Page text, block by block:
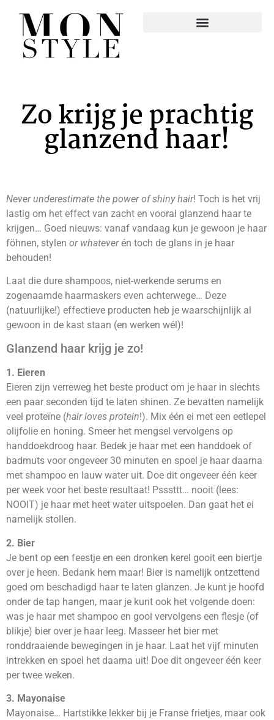
Zo krijg je prachtig
glanzend haar!
Never underestimate the power of shiny hair! Toch is het vrij
lastig om het effect van zacht en vooral glanzend haar te
krijgen… Goed nieuws: vanaf vandaag kun je gewoon je haar
föhnen, stylen or whateverén toch de glans in je haar
behouden!
Laat die dure shampoos, niet-werkende serums en
zogenaamde haarmaskers even achterwege… Deze
(natuurlijke!) effectieve producten heb je waarschijnlijk al
gewoon in de kast staan (en werken wél)!
Glanzend haar krijg je zo!
1. Eieren
Eieren zijn verreweg het beste product om je haar in slechts
een paar seconden tijd te laten shinen. Ze bevatten namelijk
veel proteïne (hair loves protein!). Mix één ei met een eetlepel
olijfolie en honing. Smeer het mengsel vervolgens op
handdoekdroog haar. Bedek je haar met een handdoek of
badmuts voor ongeveer 30 minuten en spoel je haar daarna
met shampoo en lauw water uit. Doe dit ongeveer één keer
per week voor het beste resultaat! Psssttt… nooit (lees:
NOOIT) je haar met heet water uitspoelen. Dan gaat het ei
namelijk stollen.
2. Bier
Je bent op een feestje en een dronken kerel gooit een biertje
over je heen. Bedank hem maar! Bier is namelijk ontzettend
goed om beschadigd haar te laten glanzen. Je kunt je hoofd
onder de tap hangen, maar je kunt ook het volgende doen:
was je haar met shampoo en gooi vervolgens een flesje (of
blikje) bier over je haar leeg. Masseer het bier met
ronddraaiende bewegingen in je haar. Laat het vijf minuten
intrekken en spoel het daarna uit! Doe dit ongeveer één keer
per twee weken.
3. Mayonaise
Mayonaise… Hartstikke lekker bij je Franse frietjes, maar ook